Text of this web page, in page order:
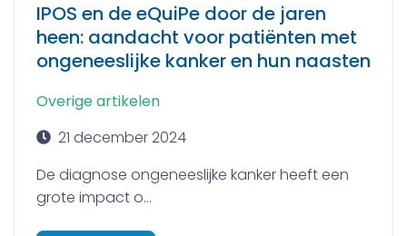
IPOS en de eQuiPe door de jaren
heen: aandacht voor patiënten met
ongeneeslijke kanker en hun naasten
Overige artikelen
21 december 2024
De diagnose ongeneeslijke kanker heeft een
grote impact o...